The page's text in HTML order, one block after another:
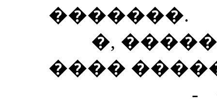
�������.
�,
����
- ��,